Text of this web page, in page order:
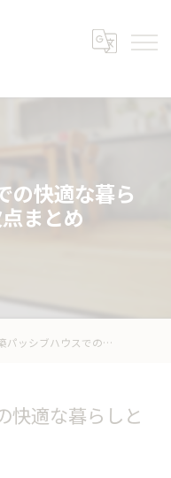
の快適な暮ら
まとめ
シブハウスでの快適な暮らしと体感した欠点まとめ
快適な暮らしと